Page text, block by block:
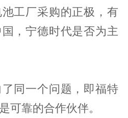
工厂采购的正极，有
，宁德时代是否为主
同一个问题，即福特
可靠的合作伙伴。